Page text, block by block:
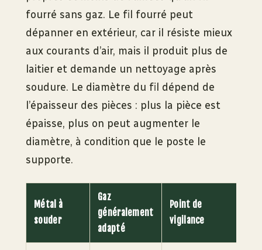
fourré sans gaz. Le fil fourré peut
dépanner en extérieur, car il résiste mieux
aux courants d’air, mais il produit plus de
laitier et demande un nettoyage après
soudure. Le diamètre du fil dépend de
l’épaisseur des pièces : plus la pièce est
épaisse, plus on peut augmenter le
diamètre, à condition que le poste le
supporte.
Métal à
souder
Gaz
généralement
adapté
Point de
vigilance